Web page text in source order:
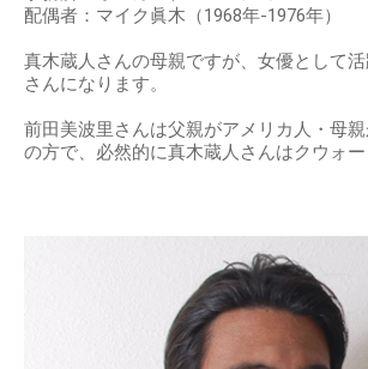
配偶者：マイク眞木（1968年-1976年）
真木蔵人さんの母親ですが、女優として
さんになります。
前田美波里さんは父親がアメリカ人・母
の方で、必然的に真木蔵人さんはクウォー